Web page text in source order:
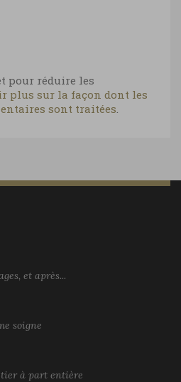
pour réduire les
plus sur la façon dont les
sont traitées
et après...
soigne
à part entière